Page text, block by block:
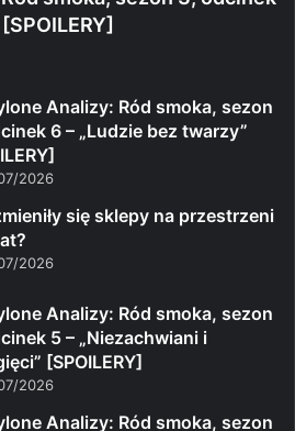
Analizy: Ród smoka, sezon
6 – „Ludzie bez twarzy”
2026
się sklepy na przestrzeni
2026
Analizy: Ród smoka, sezon
5 – „Niezachwiani i
[SPOILERY]
2026
Analizy: Ród smoka, sezon